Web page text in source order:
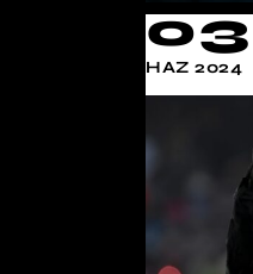
03
HAZ 2024